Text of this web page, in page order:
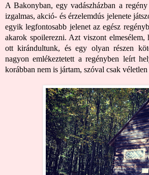
A Bakonyban, egy vadászházban a
izgalmas, akció- és érzelemdús jelenete
egyik legfontosabb jelenet az egész
akarok spoilerezni. Azt viszont elmesélem,
ott kirándultunk, és egy olyan részen
nagyon emlékeztetett a regényben leírt
korábban nem is jártam, szóval csak véletlen